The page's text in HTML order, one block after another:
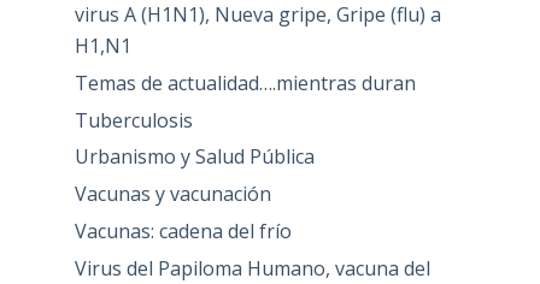
virus A (H1N1), Nueva gripe, Gripe (flu) a
H1,N1
Temas de actualidad….mientras duran
Tuberculosis
Urbanismo y Salud Pública
Vacunas y vacunación
Vacunas: cadena del frío
Virus del Papiloma Humano, vacuna del